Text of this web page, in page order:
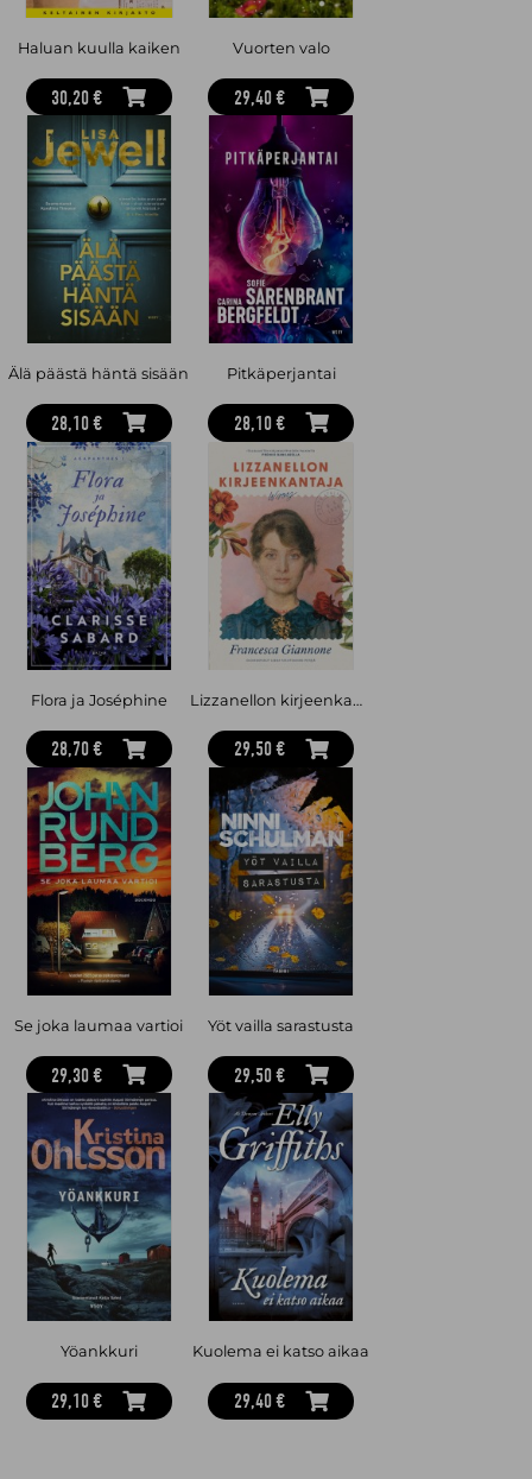
Haluan kuulla kaiken
30,20 €
Vuorten valo
29,40 €
Älä päästä häntä sisään
28,10 €
Pitkäperjantai
28,10 €
Flora ja Joséphine
28,70 €
Lizzanellon kirjeenkantaja
29,50 €
Se joka laumaa vartioi
29,30 €
Yöt vailla sarastusta
29,50 €
Yöankkuri
29,10 €
Kuolema ei katso aikaa
29,40 €